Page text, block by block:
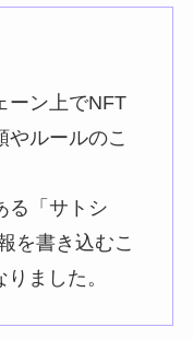
ーン上でNFT
やルールのこ
る「サトシ
を書き込むこ
ました。